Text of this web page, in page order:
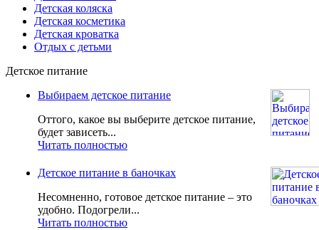
Детская коляска
Детская косметика
Детская кроватка
Отдых с детьми
Детское питание
Выбираем детское питание
Оттого, какое вы выберите детское питание,
будет зависеть...
Читать полностью
Детское питание в баночках
Несомненно, готовое детское питание – это
удобно. Подогрели...
Читать полностью